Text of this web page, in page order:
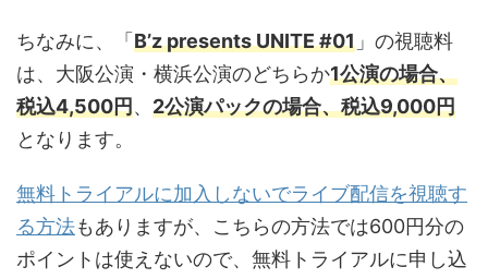
ちなみに、「 B’z presents UNITE #01 」の視聴料
は、大阪公演・横浜公演のどちらか1公演の場合、
税込4,500円、 2公演パックの場合、税込9,000円
となります。
無料トライアルに加入しないでライブ配信を視聴す
る方法もありますが、こちらの方法では600円分の
ポイントは使えないので、無料トライアルに申し込